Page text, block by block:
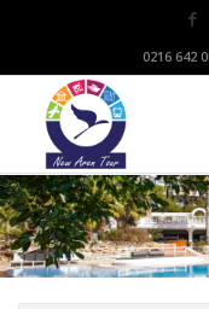
0216 642